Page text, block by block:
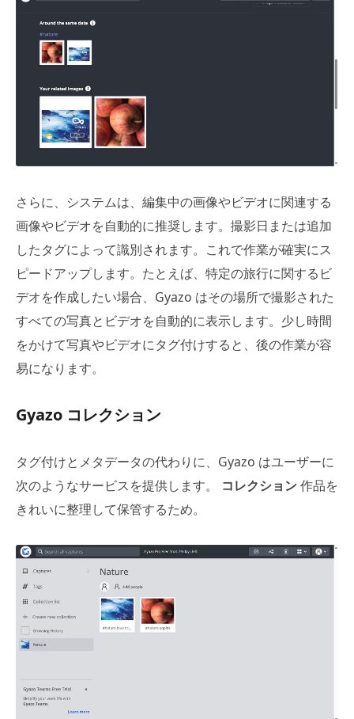
さらに、システムは、編集中の画像やビデオに関連する
画像やビデオを自動的に推奨します。撮影日または追加
したタグによって識別されます。これで作業が確実にス
ピードアップします。たとえば、特定の旅行に関するビ
デオを作成したい場合、Gyazo はその場所で撮影された
すべての写真とビデオを自動的に表示します。少し時間
をかけて写真やビデオにタグ付けすると、後の作業が容
易になります。
Gyazo コレクション
タグ付けとメタデータの代わりに、Gyazo はユーザーに
次のようなサービスを提供します。 コレクション作品を
きれいに整理して保管するため。